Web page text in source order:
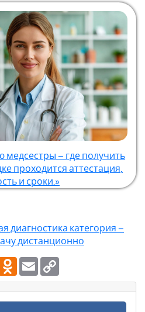
медсестры – где получить
проходится аттестация,
и сроки.»
диагностика категория –
дистанционно
Odnoklassniki
Email